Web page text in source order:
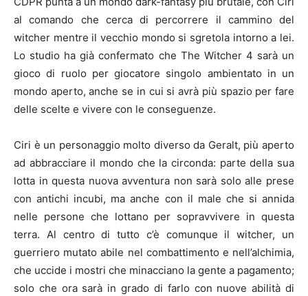
al comando che cerca di percorrere il cammino del
witcher mentre il vecchio mondo si sgretola intorno a lei.
Lo studio ha già confermato che The Witcher 4 sarà un
gioco di ruolo per giocatore singolo ambientato in un
mondo aperto, anche se in cui si avrà più spazio per fare
delle scelte e vivere con le conseguenze.
Ciri è un personaggio molto diverso da Geralt, più aperto
ad abbracciare il mondo che la circonda: parte della sua
lotta in questa nuova avventura non sarà solo alle prese
con antichi incubi, ma anche con il male che si annida
nelle persone che lottano per sopravvivere in questa
terra. Al centro di tutto c’è comunque il witcher, un
guerriero mutato abile nel combattimento e nell’alchimia,
che uccide i mostri che minacciano la gente a pagamento;
solo che ora sarà in grado di farlo con nuove abilità di